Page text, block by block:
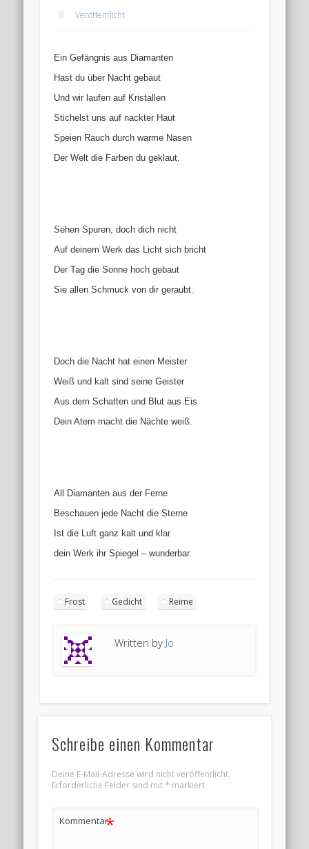
Veröffentlicht
Ein Gefängnis aus Diamanten
Hast du über Nacht gebaut
Und wir laufen auf Kristallen
Stichelst uns auf nackter Haut
Speien Rauch durch warme Nasen
Der Welt die Farben du geklaut.
Sehen Spuren, doch dich nicht
Auf deinem Werk das Licht sich bricht
Der Tag die Sonne hoch gebaut
Sie allen Schmuck von dir geraubt.
Doch die Nacht hat einen Meister
Weiß und kalt sind seine Geister
Aus dem Schatten und Blut aus Eis
Dein Atem macht die Nächte weiß.
All Diamanten aus der Ferne
Beschauen jede Nacht die Sterne
Ist die Luft ganz kalt und klar
dein Werk ihr Spiegel – wunderbar.
Frost Gedicht Reime
Written by Jo
Schreibe einen Kommentar
Deine E-Mail-Adresse wird nicht veröffentlicht.
Erforderliche Felder sind mit* markiert
Kommentar*